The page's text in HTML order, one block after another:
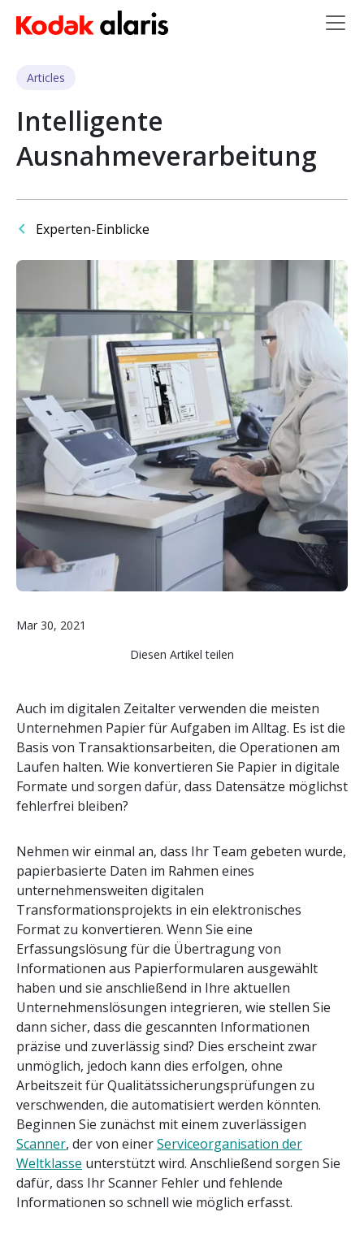
Skip to main content
Articles
Intelligente
Ausnahmeverarbeitung
Experten-Einblicke
Bild
Mar 30, 2021
Diesen Artikel teilen
Auch im digitalen Zeitalter verwenden die meisten
Unternehmen Papier für Aufgaben im Alltag. Es ist die
Basis von Transaktionsarbeiten, die Operationen am
Laufen halten. Wie konvertieren Sie Papier in digitale
Formate und sorgen dafür, dass Datensätze möglichst
fehlerfrei bleiben?
Nehmen wir einmal an, dass Ihr Team gebeten wurde,
papierbasierte Daten im Rahmen eines
unternehmensweiten digitalen
Transformationsprojekts in ein elektronisches
Format zu konvertieren. Wenn Sie eine
Erfassungslösung für die Übertragung von
Informationen aus Papierformularen ausgewählt
haben und sie anschließend in Ihre aktuellen
Unternehmenslösungen integrieren, wie stellen Sie
dann sicher, dass die gescannten Informationen
präzise und zuverlässig sind? Dies erscheint zwar
unmöglich, jedoch kann dies erfolgen, ohne
Arbeitszeit für Qualitätssicherungsprüfungen zu
verschwenden, die automatisiert werden könnten.
Beginnen Sie zunächst mit einem zuverlässigen
Scanner, der von einerServiceorganisation der
Weltklasse unterstützt wird. Anschließend sorgen Sie
dafür, dass Ihr Scanner Fehler und fehlende
Informationen so schnell wie möglich erfasst.